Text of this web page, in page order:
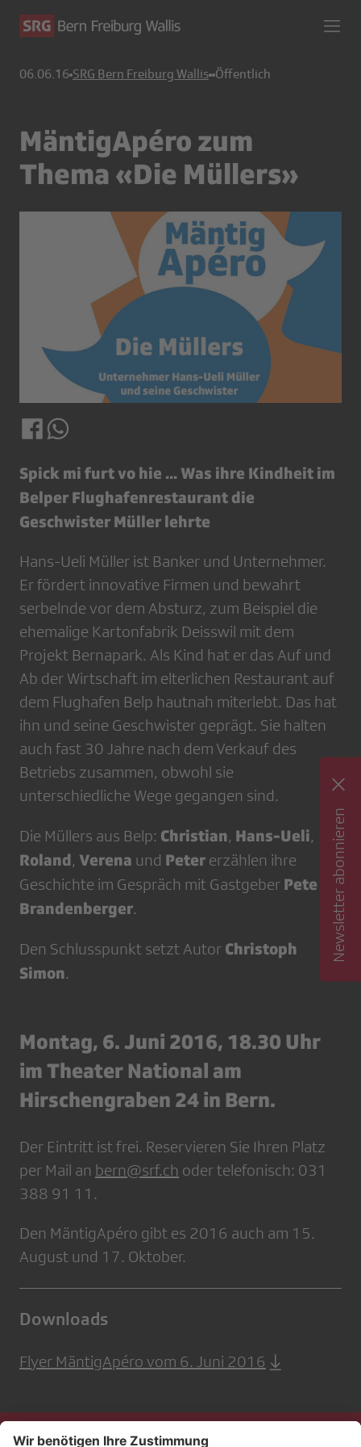
06.06.16 SRG Bern Freiburg Wallis Öffentlich
MäntigApéro zum
Thema «Die Müllers»
Spick mi furt vo hie ... Was ihre Kindheit im
Belper Flughafenrestaurant die
Geschwister Müller lehrte
Hans-Ueli Müller ist Banker und Unternehmer.
Er fördert innovative Firmen und bewahrt
serbelnde vor dem Absturz, zum Beispiel die
ehemalige Kartonfabrik Deisswil mit dem
Projekt Bernapark. Als Kind hat er das Auf und
Ab der Wirtschaft im elterlichen Restaurant auf
dem Flughafen Belp hautnah miterlebt. Das hat
ihn und seine Geschwister geprägt. Sie halten
auch fast 30 Jahre nach dem Verkauf des
Betriebs zusammen, obwohl sie
unterschiedliche Wege gegangen sind.
Die Müllers aus Belp: Christian, Hans-Ueli,
Roland, Verena und Peter erzählen ihre
Geschichte im Gespräch mit Gastgeber Peter
Brandenberger.
Den Schlusspunkt setzt Autor Christoph
Simon.
Montag, 6. Juni 2016, 18.30 Uhr
im Theater National am
Hirschengraben 24 in Bern.
Der Eintritt ist frei. Reservieren Sie Ihren Platz
per Mail an bern@srf.ch oder telefonisch: 031
388 91 11.
Den MäntigApéro gibt es 2016 auch am 15.
August und 17. Oktober.
Downloads
Flyer MäntigApéro vom 6. Juni 2016
Newsletter abonnieren